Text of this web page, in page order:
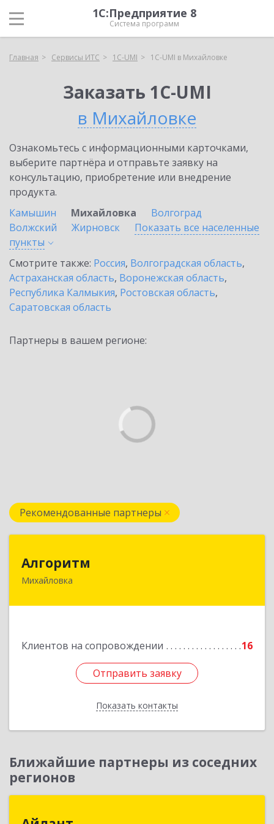
1С:Предприятие 8
Система программ
Главная Сервисы ИТС 1C-UMI 1C-UMI в Михайловке
Заказать 1C-UMI
в Михайловке
Ознакомьтесь с информационными карточками,
выберите партнёра и отправьте заявку на
консультацию, приобретение или внедрение
продукта.
Камышин
Михайловка
Волгоград
Волжский
Жирновск
Показать все населенные
пункты
Смотрите также: Россия, Волгоградская область,
Астраханская область, Воронежская область,
Республика Калмыкия, Ростовская область,
Саратовская область
Партнеры в вашем регионе:
Рекомендованные партнеры
Алгоритм
Михайловка
Клиентов на сопровождении 16
Отправить заявку
Показать контакты
Отправить заявку
Назад
Ближайшие партнеры из соседних
регионов